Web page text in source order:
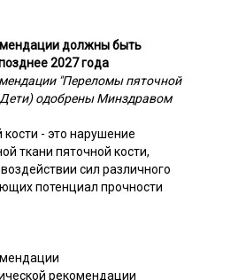
должны быть
2027 года
"Переломы пяточной
одобрены Минздравом
- это нарушение
ткани пяточной кости,
сил различного
потенциал прочности
рекомендации